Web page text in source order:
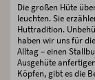
Die großen Hüte
leuchten. Sie
Huttradition.
haben wir uns für
Alltag – einen
Ausgehüte
Köpfen, gibt es die